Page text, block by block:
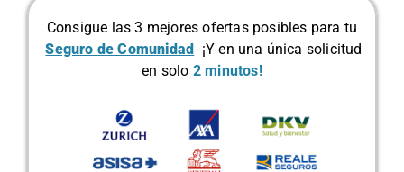
Consigue las 3 mejores ofertas posibles para tu
Seguro de Comunidad ¡Y en una única solicitud
en solo 2 minutos!